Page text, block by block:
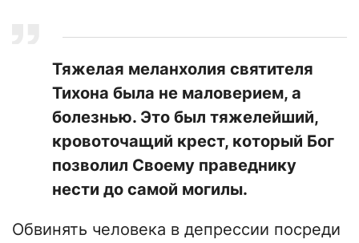
​Тяжелая меланхолия святителя
Тихона была не маловерием, а
болезнью. Это был тяжелейший,
кровоточащий крест, который Бог
позволил Своему праведнику
нести до самой могилы.
Обвинять человека в депрессии посреди